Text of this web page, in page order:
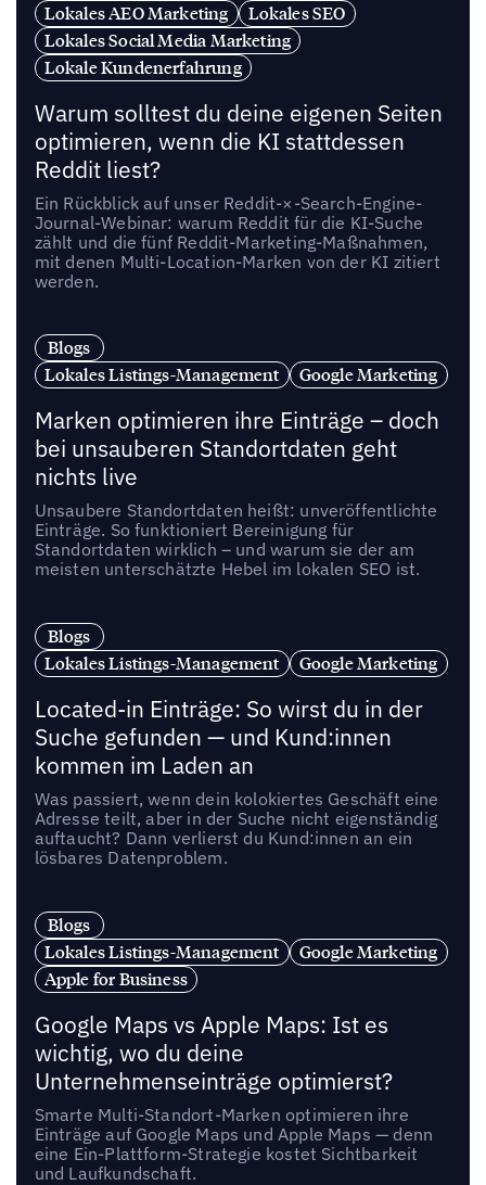
Lokales AEO Marketing
Lokales SEO
Lokales Social Media Marketing
Lokale Kundenerfahrung
Warum solltest du deine eigenen Seiten
optimieren, wenn die KI stattdessen
Reddit liest?
Ein Rückblick auf unser Reddit-×-Search-Engine-
Journal-Webinar: warum Reddit für die KI-Suche
zählt und die fünf Reddit-Marketing-Maßnahmen,
mit denen Multi-Location-Marken von der KI zitiert
werden.
Blogs
Lokales Listings-Management
Google Marketing
Marken optimieren ihre Einträge – doch
bei unsauberen Standortdaten geht
nichts live
Unsaubere Standortdaten heißt: unveröffentlichte
Einträge. So funktioniert Bereinigung für
Standortdaten wirklich – und warum sie der am
meisten unterschätzte Hebel im lokalen SEO ist.
Blogs
Lokales Listings-Management
Google Marketing
Located-in Einträge: So wirst du in der
Suche gefunden — und Kund:innen
kommen im Laden an
Was passiert, wenn dein kolokiertes Geschäft eine
Adresse teilt, aber in der Suche nicht eigenständig
auftaucht? Dann verlierst du Kund:innen an ein
lösbares Datenproblem.
Blogs
Lokales Listings-Management
Google Marketing
Apple for Business
Google Maps vs Apple Maps: Ist es
wichtig, wo du deine
Unternehmenseinträge optimierst?
Smarte Multi-Standort-Marken optimieren ihre
Einträge auf Google Maps und Apple Maps — denn
eine Ein-Plattform-Strategie kostet Sichtbarkeit
und Laufkundschaft.